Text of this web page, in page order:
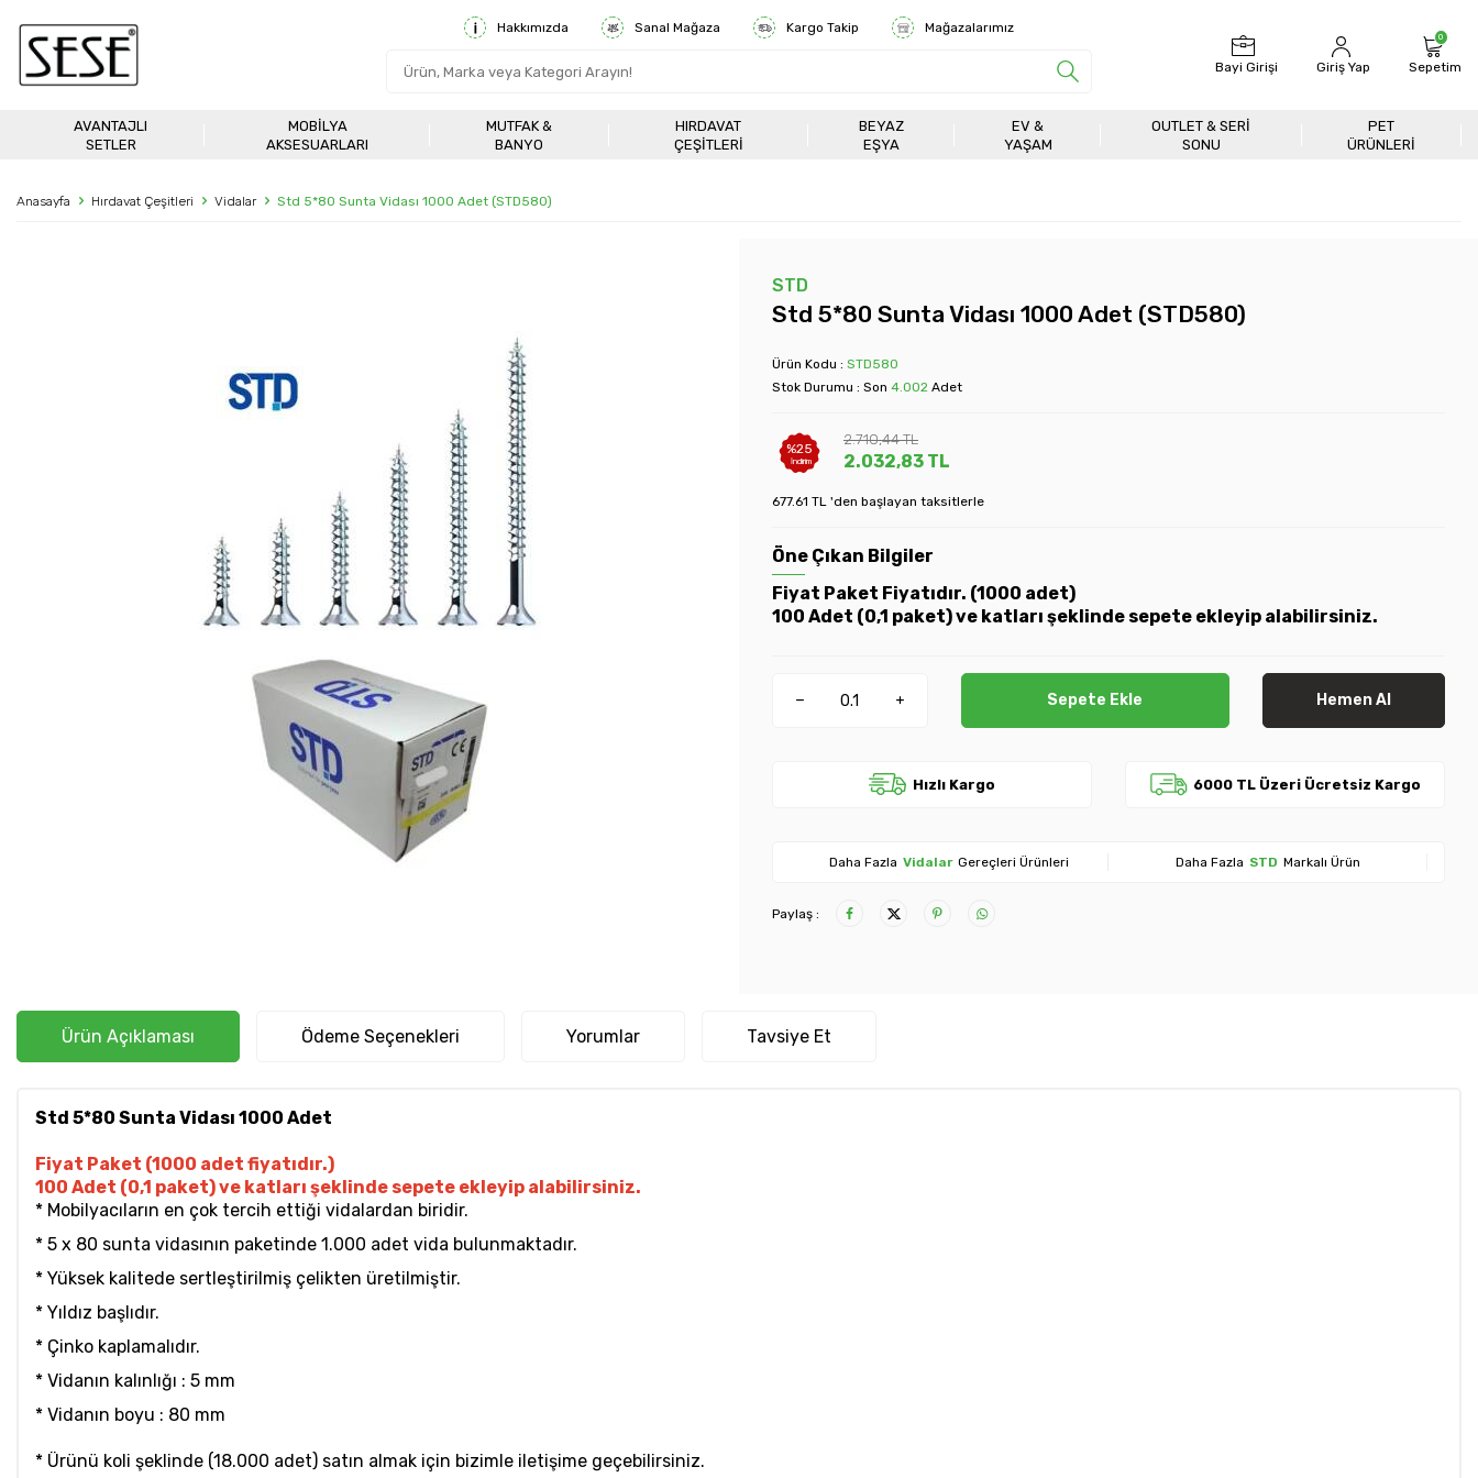
Hakkımızda Sanal Mağaza Kargo Takip Mağazalarımız
Bayi Girişi Giriş Yap
0
Sepetim
AVANTAJLI
SETLER
MOBILYA
AKSESUARLARI
MUTFAK &
BANYO
HIRDAVAT
ÇEŞITLERI
BEYAZ
EŞYA
EV &
YAŞAM
OUTLET & SERI
SONU
PET
ÜRÜNLERİ
Anasayfa Hırdavat Çeşitleri Vidalar Std 5*80 Sunta Vidası 1000 Adet (STD580)
STD
Std 5*80 Sunta Vidası 1000 Adet (STD580)
Ürün Kodu : STD580
Stok Durumu : Son 4.002 Adet
%25
İndirim
2.710,44TL
2.032,83 TL
677.61 TL 'den başlayan taksitlerle
Öne Çıkan Bilgiler
Fiyat Paket Fiyatıdır. (1000 adet)
100 Adet (0,1 paket) ve katları şeklinde sepete ekleyip alabilirsiniz.
Sepete Ekle Hemen Al
Hızlı Kargo 6000 TL Üzeri Ücretsiz Kargo
Daha Fazla Vidalar Gereçleri Ürünleri Daha Fazla STD Markalı Ürün
Paylaş :
Ürün Açıklaması Ödeme Seçenekleri Yorumlar Tavsiye Et
Std 5*80 Sunta Vidası 1000 Adet
Fiyat Paket (1000 adet fiyatıdır.)
100 Adet (0,1 paket) ve katları şeklinde sepete ekleyip alabilirsiniz.
* Mobilyacıların en çok tercih ettiği vidalardan biridir.
* 5 x 80 sunta vidasının paketinde 1.000 adet vida bulunmaktadır.
* Yüksek kalitede sertleştirilmiş çelikten üretilmiştir.
* Yıldız başlıdır.
* Çinko kaplamalıdır.
* Vidanın kalınlığı : 5 mm
* Vidanın boyu : 80 mm
* Ürünü koli şeklinde (18.000 adet) satın almak için bizimle iletişime geçebilirsiniz.